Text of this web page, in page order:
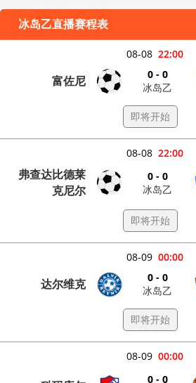
冰岛乙直播赛程表
22:00
08-08
富佐尼
0 - 0
冰岛乙
即将开始
22:00
08-08
弗查达比德莱
克尼尔
0 - 0
冰岛乙
即将开始
00:00
08-09
达尔维克
0 - 0
冰岛乙
即将开始
00:00
08-09
0 - 0